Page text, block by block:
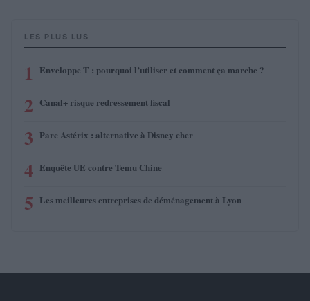
LES PLUS LUS
1 Enveloppe T : pourquoi l’utiliser et comment ça marche ?
2 Canal+ risque redressement fiscal
3 Parc Astérix : alternative à Disney cher
4 Enquête UE contre Temu Chine
5 Les meilleures entreprises de déménagement à Lyon